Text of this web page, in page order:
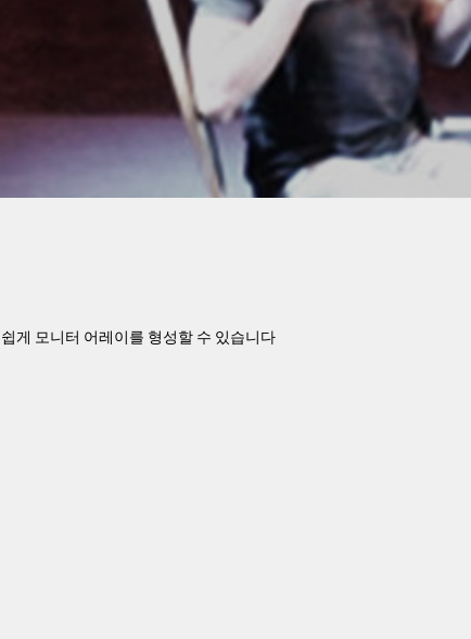
게 모니터 어레이를 형성할 수 있습니다